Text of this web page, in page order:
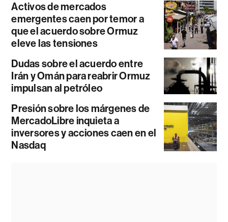
Activos de mercados
emergentes caen por temor a
que el acuerdo sobre Ormuz
eleve las tensiones
Dudas sobre el acuerdo entre
Irán y Omán para reabrir Ormuz
impulsan al petróleo
Presión sobre los márgenes de
MercadoLibre inquieta a
inversores y acciones caen en el
Nasdaq